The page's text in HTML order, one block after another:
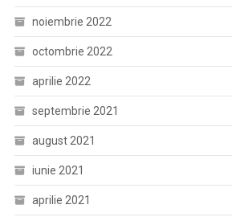
noiembrie 2022
octombrie 2022
aprilie 2022
septembrie 2021
august 2021
iunie 2021
aprilie 2021